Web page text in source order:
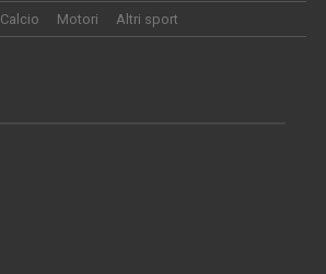
Calcio Motori Altri sport